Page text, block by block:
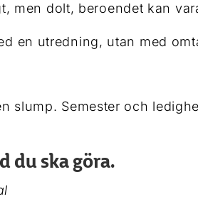
men dolt, beroendet kan
en utredning, utan med
slump. Semester och
du ska göra.